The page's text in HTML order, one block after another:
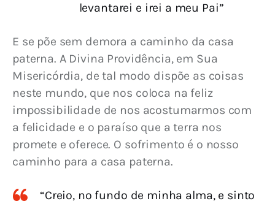
levantarei e irei a meu Pai”
E se põe sem demora a caminho da casa
paterna. A Divina Providência, em Sua
Misericórdia, de tal modo dispõe as coisas
neste mundo, que nos coloca na feliz
impossibilidade de nos acostumarmos com
a felicidade e o paraíso que a terra nos
promete e oferece. O sofrimento é o nosso
caminho para a casa paterna.
“Creio, no fundo de minha alma, e sinto